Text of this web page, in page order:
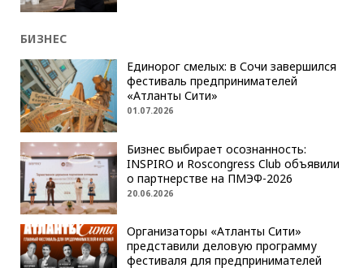
БИЗНЕС
Единорог смелых: в Сочи завершился
фестиваль предпринимателей
«Атланты Сити»
01.07.2026
Бизнес выбирает осознанность:
INSPIRO и Roscongress Club объявили
о партнерстве на ПМЭФ-2026
20.06.2026
Организаторы «Атланты Сити»
представили деловую программу
фестиваля для предпринимателей